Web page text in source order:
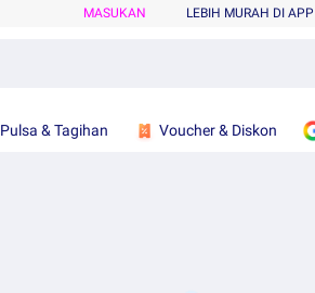
MASUKAN LEBIH MURAH DI APP
Pulsa & Tagihan Voucher & Diskon